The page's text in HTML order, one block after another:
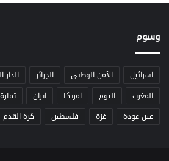
وسوم
اسرائيل الأمن الوطني الجزائر الدار
المغرب
اليوم امريكا ايران تمارة
عين عودة
غزة فلسطين كرة القدم